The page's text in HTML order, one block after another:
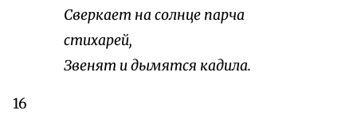
Сверкает на солнце парча
стихарей,
Звенят и дымятся кадила.
16